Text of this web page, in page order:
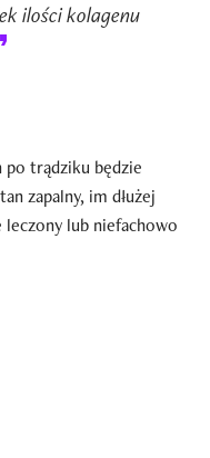
ilości kolagenu
trądziku będzie
zapalny, im dłużej
lub niefachowo